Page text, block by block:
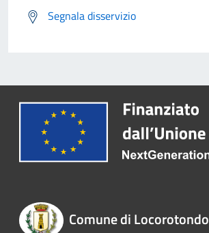
Segnala disservizio
Comune di Locorotondo